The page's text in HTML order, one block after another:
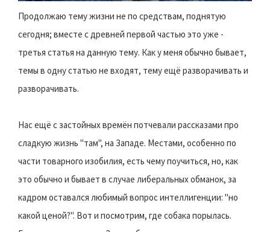
Продолжаю тему жизни не по средствам, поднятую
сегодня; вместе с древней первой частью это уже -
третья статья на данную тему. Как у меня обычно бывает,
темы в одну статью не входят, тему ещё разворачивать и
разворачивать.
Нас ещё с застойных времён потчевали рассказами про
сладкую жизнь "там", на Западе. Местами, особенно по
части товарного изобилия, есть чему поучиться, но, как
это обычно и бывает в случае либеральных обманок, за
кадром оставался любимый вопрос интеллигенции: "но
какой ценой?". Вот и посмотрим, где собака порылась.